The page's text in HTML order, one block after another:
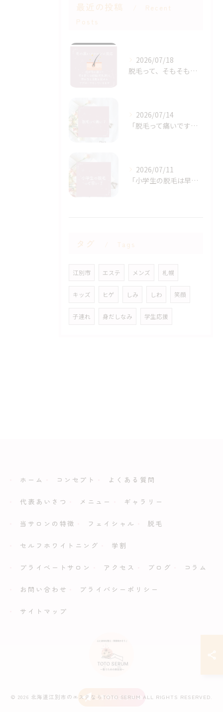
最近の投稿
Recent
Posts
2026/07/18
脱毛って、そもそもどういう仕組み？🤔
2026/07/14
「脱毛って痛いですか？」
2026/07/11
「小学生の脱毛は早いですか？」
タグ Tags
江別市 エステ メンズ 札幌
キッズ ヒゲ しみ しわ 笑顔
子連れ 身だしなみ 学生応援
ご予約はこちら
ホーム コンセプト よくある質問
代表あいさつ メニュー ギャラリー
当サロンの特徴 フェイシャル 脱毛
セルフホワイトニング 学割
プライベートサロン アクセス ブログ コラム
お問い合わせ プライバシーポリシー
サイトマップ
© 2026 北海道江別市のエステならTOTO SERUM ALL RIGHTS RESERVED.